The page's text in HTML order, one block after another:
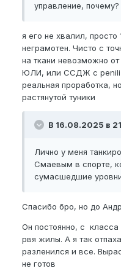
управление, почему?
я его не хвалил, просто
неграмотен. Чисто с
на ткани невозможно
ЮЛИ, или ССДЖ с
реальная проработка,
растянутой туники
В 16.08.2025 в
Лично у меня
Смаевым в спорте,
сумасшедшие
Спасибо бро, но до
Он постоянно, с класса
рвя жилы. А я так
разленился и все.
не готов